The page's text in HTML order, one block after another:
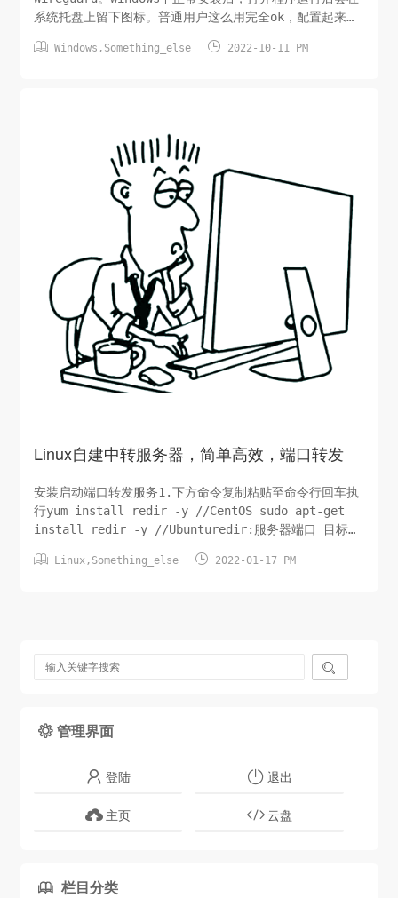
系统托盘上留下图标。普通用户这么用完全ok，配置起来也
wireguard后，并不想被随意的更改（不被容易发现），就
 Windows , Something_else  2022-10-11 PM
Linux自建中转服务器，简单高效，端口转发
安装启动端口转发服务1.下方命令复制粘贴至命令行回车执
行yum install redir -y //CentOS sudo apt-get
install redir -y //Ubunturedir:服务器端口 目标服
明：监听访问本服务器的1234端口->转发到目标地址的端口
 Linux , Something_else  2022-01-17 PM

 管理界面
登陆 退出
主页 云盘
 栏目分类